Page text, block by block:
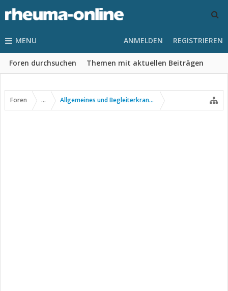
MENU
Foren durchsuchen Themen mit aktuellen Beiträgen
ANMELDEN REGISTRIEREN
Foren ... Allgemeines und Begleiterkrankungen